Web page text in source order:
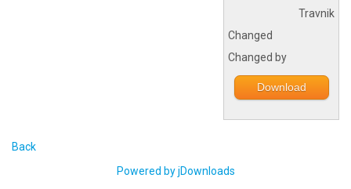
Travnik
Changed
Changed by
Download
Back
Powered by jDownloads